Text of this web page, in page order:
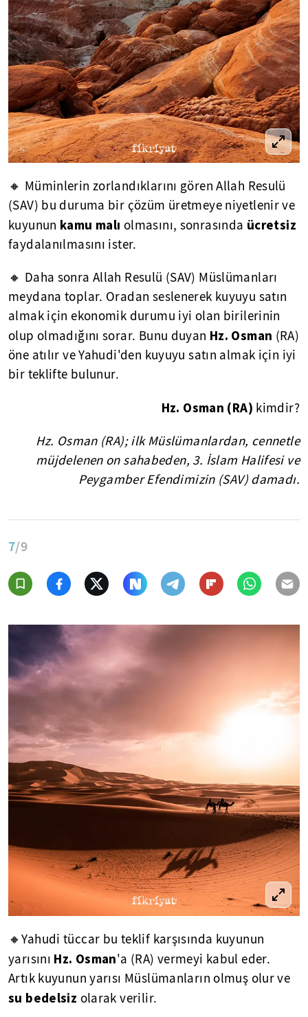
🔸 Müminlerin zorlandıklarını gören Allah Resulü
(SAV) bu duruma bir çözüm üretmeye niyetlenir ve
kuyunun kamu malı olmasını, sonrasında ücretsiz
faydalanılmasını ister.
🔸 Daha sonra Allah Resulü (SAV) Müslümanları
meydana toplar. Oradan seslenerek kuyuyu satın
almak için ekonomik durumu iyi olan birilerinin
olup olmadığını sorar. Bunu duyan Hz. Osman (RA)
öne atılır ve Yahudi'den kuyuyu satın almak için iyi
bir teklifte bulunur.
Hz. Osman (RA) kimdir?
Hz. Osman (RA); ilk Müslümanlardan, cennetle
müjdelenen on sahabeden, 3. İslam Halifesi ve
Peygamber Efendimizin (SAV) damadı.
7/9
🔸Yahudi tüccar bu teklif karşısında kuyunun
yarısını Hz. Osman'a (RA) vermeyi kabul eder.
Artık kuyunun yarısı Müslümanların olmuş olur ve
su bedelsiz olarak verilir.